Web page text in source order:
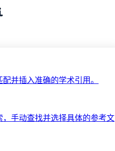
并插入准确的学术引用。
，手动查找并选择具体的参考文